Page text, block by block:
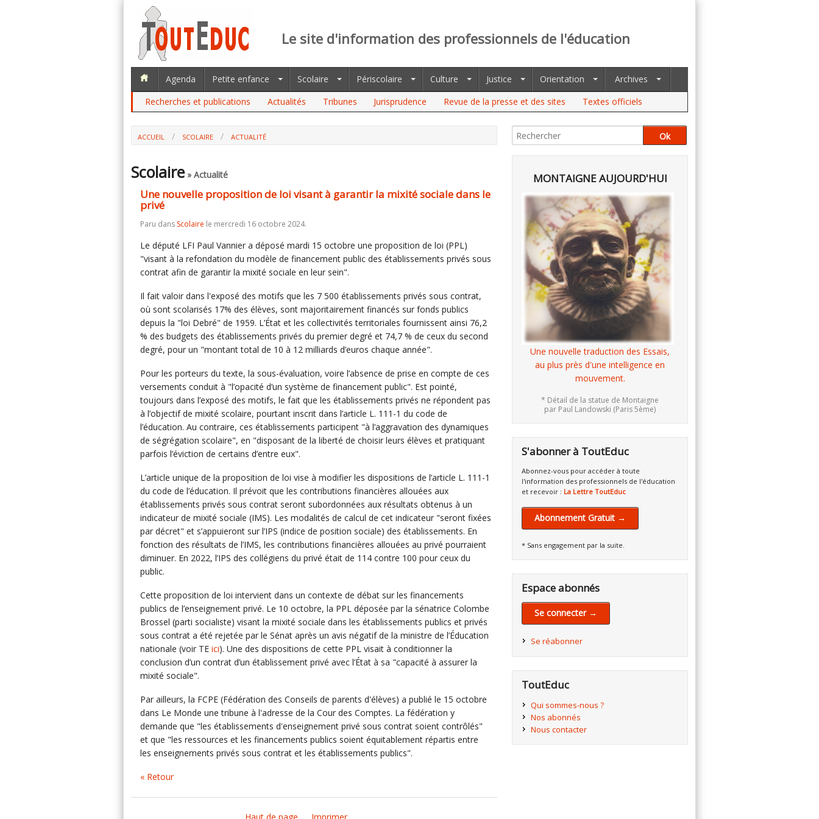
Le site d'information des professionnels de l'éducation
Agenda Petite enfance Scolaire Périscolaire Culture Justice Orientation
Archives
Recherches et publications
Actualités Tribunes Jurisprudence Revue de la presse et des sites Textes officiels
ACCUEIL SCOLAIRE
ACTUALITÉ
Scolaire» Actualité
Une nouvelle proposition de loi visant à garantir la mixité sociale dans le
privé
Paru dans Scolaire le mercredi 16 octobre 2024.
Le député LFI Paul Vannier a déposé mardi 15 octobre une proposition de loi (PPL)
"visant à la refondation du modèle de financement public des établissements privés sous
contrat afin de garantir la mixité sociale en leur sein".
Il fait valoir dans l'exposé des motifs que les 7 500 établissements privés sous contrat,
où sont scolarisés 17% des élèves, sont majoritairement financés sur fonds publics
depuis la "loi Debré" de 1959. L’État et les collectivités territoriales fournissent ainsi 76,2
% des budgets des établissements privés du premier degré et 74,7 % de ceux du second
degré, pour un "montant total de 10 à 12 milliards d’euros chaque année".
Pour les porteurs du texte, la sous-évaluation, voire l’absence de prise en compte de ces
versements conduit à "l’opacité d’un système de financement public". Est pointé,
toujours dans l’exposé des motifs, le fait que les établissements privés ne répondent pas
à l’objectif de mixité scolaire, pourtant inscrit dans l’article L. 111-1 du code de
l’éducation. Au contraire, ces établissements participent "à l’aggravation des dynamiques
de ségrégation scolaire", en "disposant de la liberté de choisir leurs élèves et pratiquant
parfois l’éviction de certains d’entre eux".
L’article unique de la proposition de loi vise à modifier les dispositions de l’article L. 111-1
du code de l’éducation. Il prévoit que les contributions financières allouées aux
établissements privés sous contrat seront subordonnées aux résultats obtenus à un
indicateur de mixité sociale (IMS). Les modalités de calcul de cet indicateur "seront fixées
par décret" et s’appuieront sur l’IPS (indice de position sociale) des établissements. En
fonction des résultats de l’IMS, les contributions financières allouées au privé pourraient
diminuer. En 2022, l’IPS des collégiens du privé était de 114 contre 100 pour ceux du
public.
Cette proposition de loi intervient dans un contexte de débat sur les financements
publics de l’enseignement privé. Le 10 octobre, la PPL déposée par la sénatrice Colombe
Brossel (parti socialiste) visant la mixité sociale dans les établissements publics et privés
sous contrat a été rejetée par le Sénat après un avis négatif de la ministre de l’Éducation
nationale (voir TE ici). Une des dispositions de cette PPL visait à conditionner la
conclusion d’un contrat d’un établissement privé avec l’État à sa "capacité à assurer la
mixité sociale".
Par ailleurs, la FCPE (Fédération des Conseils de parents d'élèves) a publié le 15 octobre
dans Le Monde une tribune à l'adresse de la Cour des Comptes. La fédération y
demande que "les établissements d'enseignement privé sous contrat soient contrôlés"
et que "les ressources et les financements publics soient équitablement répartis entre
les enseignements privés sous contrat et les établissements publics".
« Retour
MONTAIGNE AUJOURD'HUI
Une nouvelle traduction des Essais,
au plus près d'une intelligence en
mouvement.
* Détail de la statue de Montaigne
par Paul Landowski (Paris 5ème)
S'abonner à ToutEduc
Abonnez-vous pour accéder à toute
l'information des professionnels de l'éducation
et recevoir : La Lettre ToutEduc
Abonnement Gratuit →
* Sans engagement par la suite.
Espace abonnés
Se connecter →
Se réabonner
ToutEduc
Qui sommes-nous ?
Nos abonnés
Nous contacter